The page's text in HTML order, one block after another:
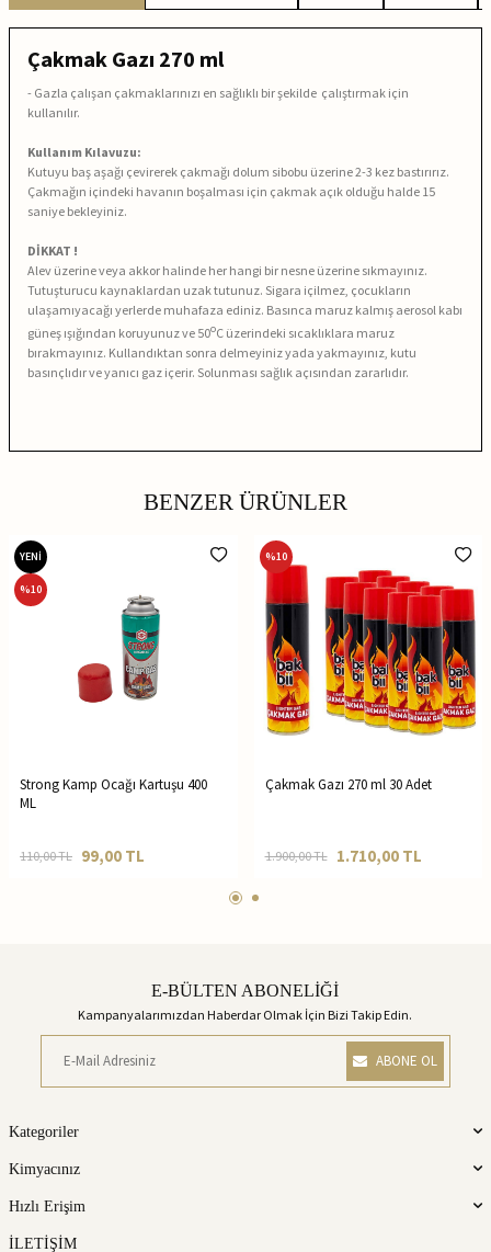
Çakmak Gazı 270 ml
- Gazla çalışan çakmaklarınızı en sağlıklı bir şekilde çalıştırmak için
kullanılır.
Kullanım Kılavuzu:
Kutuyu baş aşağı çevirerek çakmağı dolum sibobu üzerine 2-3 kez bastırırız.
Çakmağın içindeki havanın boşalması için çakmak açık olduğu halde 15
saniye bekleyiniz.
DİKKAT !
Alev üzerine veya akkor halinde her hangi bir nesne üzerine sıkmayınız.
Tutuşturucu kaynaklardan uzak tutunuz. Sigara içilmez, çocukların
ulaşamıyacağı yerlerde muhafaza ediniz. Basınca maruz kalmış aerosol kabı
güneş ışığından koruyunuz ve 50oC üzerindeki sıcaklıklara maruz
bırakmayınız. Kullandıktan sonra delmeyiniz yada yakmayınız, kutu
basınçlıdır ve yanıcı gaz içerir. Solunması sağlık açısından zararlıdır.
BENZER ÜRÜNLER
YENİ
%10
Strong Kamp Ocağı Kartuşu 400
ML
110,00TL 99,00 TL
%10
Çakmak Gazı 270 ml 30 Adet
1.900,00TL 1.710,00TL
E-BÜLTEN ABONELİĞİ
Kampanyalarımızdan Haberdar Olmak İçin Bizi Takip Edin.
ABONE OL
Kategoriler
Kimyacınız
Hızlı Erişim
İLETİŞİM